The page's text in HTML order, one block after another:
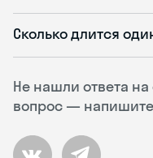
Не нашли ответа на
вопрос —
Сколько длится